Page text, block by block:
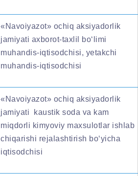
«Navoiyazot» ochiq aksiyadorlik
jamiyati axborot-taxlil bo‘limi
muhandis-iqtisodchisi, yetakchi
muhandis-iqtisodchisi
«Navoiyazot» ochiq aksiyadorlik
jamiyati kaustik soda va kam
miqdorli kimyoviy maxsulotlar ishlab
chiqarishi rejalashtirish bo‘yicha
iqtisodchisi